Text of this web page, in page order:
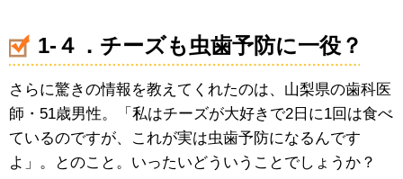
1-４．チーズも虫歯予防に一役？
さらに驚きの情報を教えてくれたのは、山梨県の歯科医
師・51歳男性。「私はチーズが大好きで2日に1回は食べ
ているのですが、これが実は虫歯予防になるんです
よ」。とのこと。いったいどういうことでしょうか？